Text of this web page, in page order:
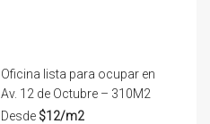
Oficina lista para ocupar en
Av. 12 de Octubre – 310M2
Desde $12/m2